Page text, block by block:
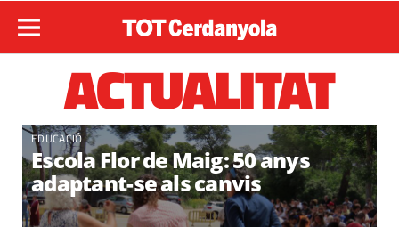
ACTUALITAT
EDUCACIÓ
Escola Flor de Maig: 50 anys
adaptant-se als canvis